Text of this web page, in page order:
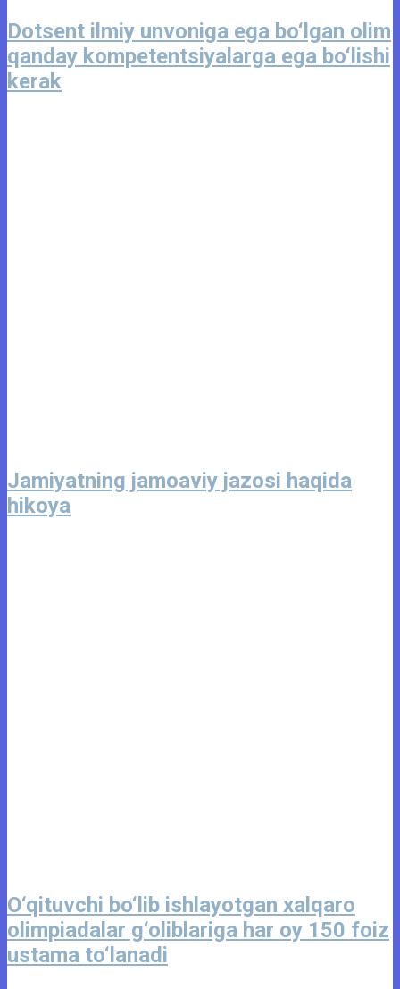
Dotsent ilmiy unvoniga ega bo‘lgan olim
qanday kompetentsiyalarga ega bo‘lishi
kerak
Jamiyatning jamoaviy jazosi haqida
hikoya
O‘qituvchi bo‘lib ishlayotgan xalqaro
olimpiadalar g‘oliblariga har oy 150 foiz
ustama to‘lanadi